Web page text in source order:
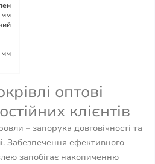
мм
мм
оптові
клієнтів
– запорука довговічності та
Забезпечення ефективного
запобігає накопиченню